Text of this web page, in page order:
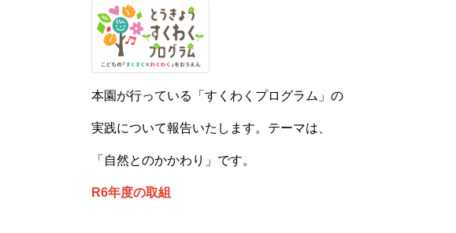
本園が行っている「すくわくプログラム」の
実践について報告いたします。テーマは、
「自然とのかかわり」です。
R6年度の取組